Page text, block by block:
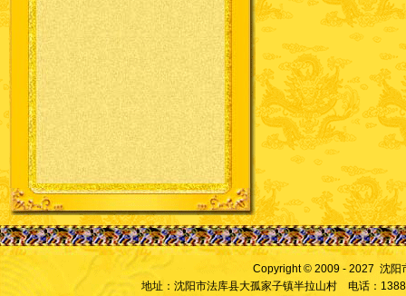
Copyright © 2009 - 2027 沈阳
地址：沈阳市法库县大孤家子镇半拉山村 电话：